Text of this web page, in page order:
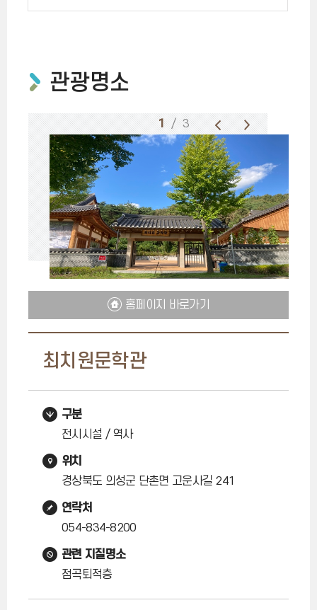
관광명소
1 / 3
최치원문학관
홈페이지 바로가기
구분
전시시설 / 역사
위치
경상북도 의성군 단촌면 고운사길 241
연락처
054-834-8200
관련 지질명소
점곡퇴적층